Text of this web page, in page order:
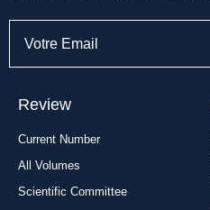
Review
Current Number
All Volumes
Scientific Committee